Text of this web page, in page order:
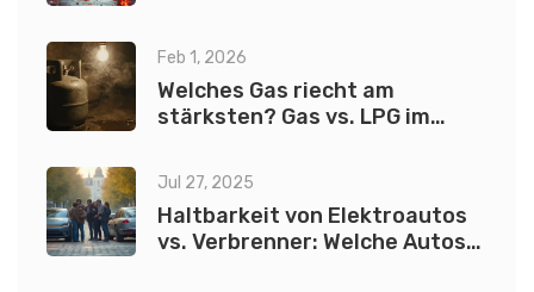
Feb 1, 2026
Welches Gas riecht am
stärksten? Gas vs. LPG im
Jul 27, 2025
Haltbarkeit von Elektroautos
vs. Verbrenner: Welche Autos